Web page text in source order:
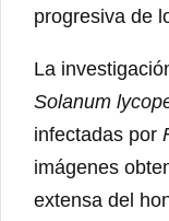
progresiva de
La
Solanum
infectadas por
imágenes
extensa del